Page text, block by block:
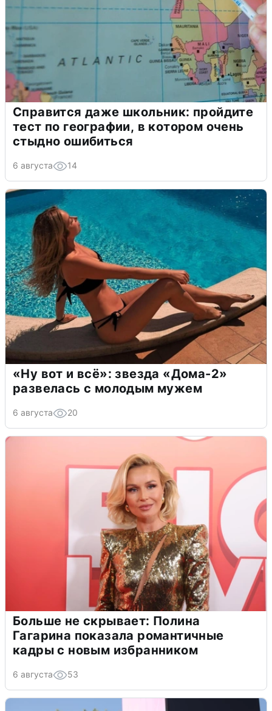
Справится даже школьник: пройдите
тест по географии, в котором очень
стыдно ошибиться
6 августа 14
«Ну вот и всё»: звезда «Дома-2»
развелась с молодым мужем
6 августа 20
Больше не скрывает: Полина
Гагарина показала романтичные
кадры с новым избранником
6 августа 53